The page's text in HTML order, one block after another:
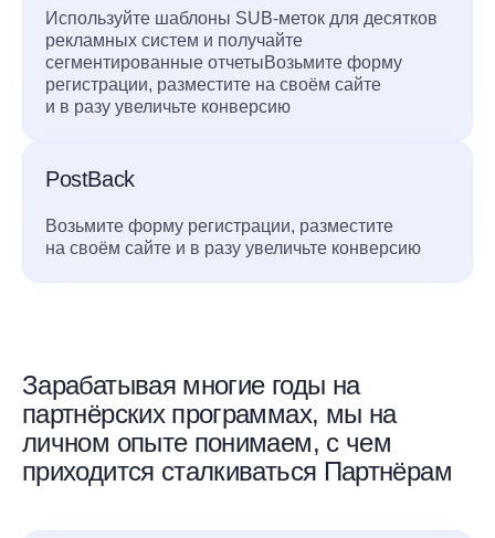
Используйте шаблоны SUB-меток для десятков
рекламных систем и получайте
сегментированные отчетыВозьмите форму
регистрации, разместите на своём сайте
и в разу увеличьте конверсию
PostBack
Возьмите форму регистрации, разместите
на своём сайте и в разу увеличьте конверсию
Зарабатывая многие годы на
партнёрских программах, мы на
личном опыте понимаем, с чем
приходится сталкиваться Партнёрам